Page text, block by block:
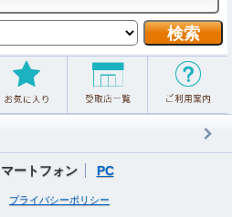
マートフォン PC
プライバシーポリシー